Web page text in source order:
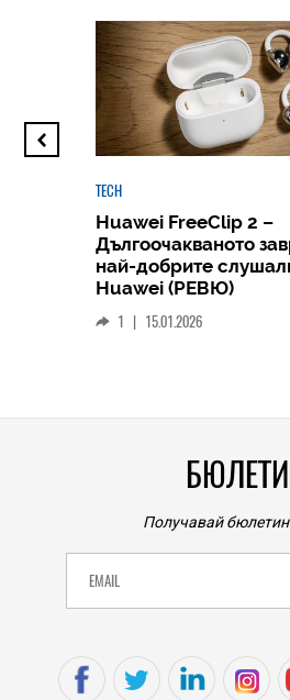
TECH
Huawei FreeClip 2 –
Дългоочакваното
най-добрите
Huawei (РЕВЮ)
1 | 15.01.2026
Получавай